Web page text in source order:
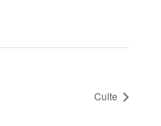
Culte